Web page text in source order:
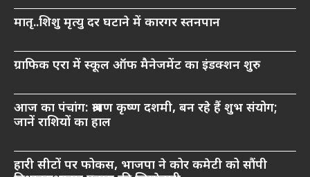
मातृ..शिशु मृत्यु दर घटाने में कारगर स्तनपान
ग्राफिक एरा में स्कूल ऑफ मैनेजमेंट का इंडक्शन शुरु
आज का पंचांग: श्रावण कृष्ण दशमी, बन रहे हैं शुभ संयोग;
जानें राशियों का हाल
हारी सीटों पर फोकस, भाजपा ने कोर कमेटी को सौंपी